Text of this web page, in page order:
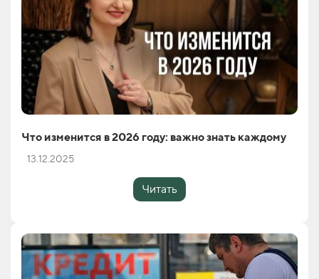
Что изменится в 2026 году: важно знать каждому
13.12.2025
Читать